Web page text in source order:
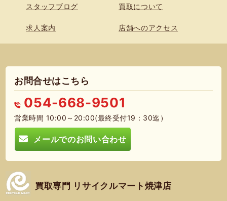
スタッフブログ 買取について
求人案内 店舗へのアクセス
お問合せはこちら
054-668-9501
営業時間 10:00～20:00(最終受付19：30迄）
メールでのお問い合わせ
買取専門 リサイクルマート焼津店